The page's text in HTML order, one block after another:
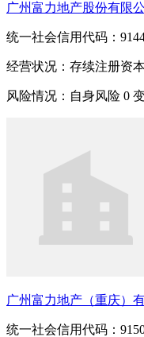
广州富力地产股份有限
统一社会信用代码：
经营状况：存续注册资
风险情况：自身风险 0
广州富力地产（重庆）
统一社会信用代码：